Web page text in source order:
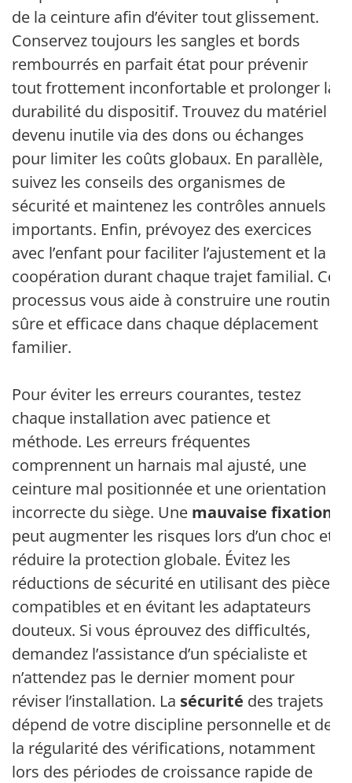
de la ceinture afin d’éviter tout glissement.
Conservez toujours les sangles et bords
rembourrés en parfait état pour prévenir
tout frottement inconfortable et prolonger la
durabilité du dispositif. Trouvez du matériel
devenu inutile via des dons ou échanges
pour limiter les coûts globaux. En parallèle,
suivez les conseils des organismes de
sécurité et maintenez les contrôles annuels
importants. Enfin, prévoyez des exercices
avec l’enfant pour faciliter l’ajustement et la
coopération durant chaque trajet familial. Ce
processus vous aide à construire une routine
sûre et efficace dans chaque déplacement
familier.
Pour éviter les erreurs courantes, testez
chaque installation avec patience et
méthode. Les erreurs fréquentes
comprennent un harnais mal ajusté, une
ceinture mal positionnée et une orientation
incorrecte du siège. Une mauvaise fixation
peut augmenter les risques lors d’un choc et
réduire la protection globale. Évitez les
réductions de sécurité en utilisant des pièces
compatibles et en évitant les adaptateurs
douteux. Si vous éprouvez des difficultés,
demandez l’assistance d’un spécialiste et
n’attendez pas le dernier moment pour
réviser l’installation. La sécurité des trajets
dépend de votre discipline personnelle et de
la régularité des vérifications, notamment
lors des périodes de croissance rapide de